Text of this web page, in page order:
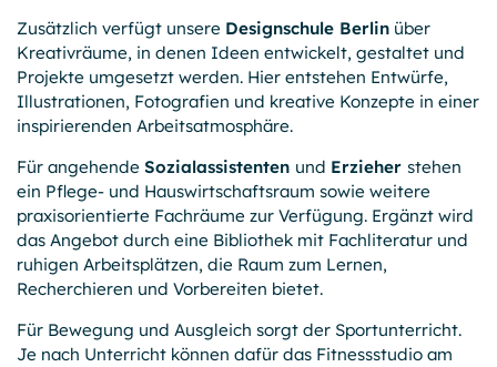
Zusätzlich verfügt unsere Designschule Berlin über
Kreativräume, in denen Ideen entwickelt, gestaltet und
Projekte umgesetzt werden. Hier entstehen Entwürfe,
Illustrationen, Fotografien und kreative Konzepte in einer
inspirierenden Arbeits­atmosphäre.
Für angehendeSozialassistenten und Erzieherstehen
ein Pflege- und Hauswirtschafts­raum sowie weitere
praxisorientierte Fachräume zur Verfügung. Ergänzt wird
das Angebot durch eine Bibliothek mit Fachl­iteratur und
ruhigen Arbeitsplätzen, die Raum zum Lernen,
Recherchieren und Vorbereiten bietet.
Für Bewegung und Ausgleich sorgt der Sportunterricht.
Je nach Unterricht können dafür das Fitnessstudio am
Zweck:
Temporäre First-Party-Cookies, die einen Besucher zur
Aufrechterhaltung der Session mit einer anonymen
Kennung über verschiedene Seiten wiedererkennen
können.
Sitzungsende
Einverständnis-Cookie
Name:
cookie_consent
Anbieter:
GPB College gGmbH, Beuthstraße 8, 10117 Berlin